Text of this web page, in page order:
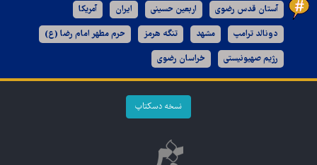
آستان قدس رضوی اربعین حسینی ایران آمریکا
دونالد ترامپ مشهد تنگه هرمز حرم مطهر امام رضا (ع)
رژیم صهیونیستی خراسان رضوی
نسخه دسکتاپ